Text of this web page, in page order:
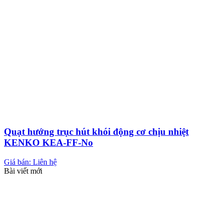
Quạt hướng trục hút khói động cơ chịu nhiệt
KENKO KEA-FF-No
Giá bán: Liên hệ
Bài viết mới